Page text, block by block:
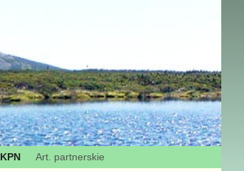
KPN
Art. partnerskie